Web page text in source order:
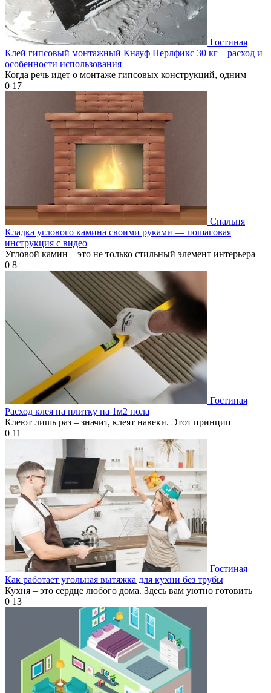
Гостиная
Клей гипсовый монтажный Кнауф Перлфикс 30 кг – расход и
особенности использования
Когда речь идет о монтаже гипсовых конструкций, одним
0 17
Спальня
Кладка углового камина своими руками — пошаговая
инструкция с видео
Угловой камин – это не только стильный элемент интерьера
0 8
Гостиная
Расход клея на плитку на 1м2 пола
Клеют лишь раз – значит, клеят навеки. Этот принцип
0 11
Гостиная
Как работает угольная вытяжка для кухни без трубы
Кухня – это сердце любого дома. Здесь вам уютно готовить
0 13